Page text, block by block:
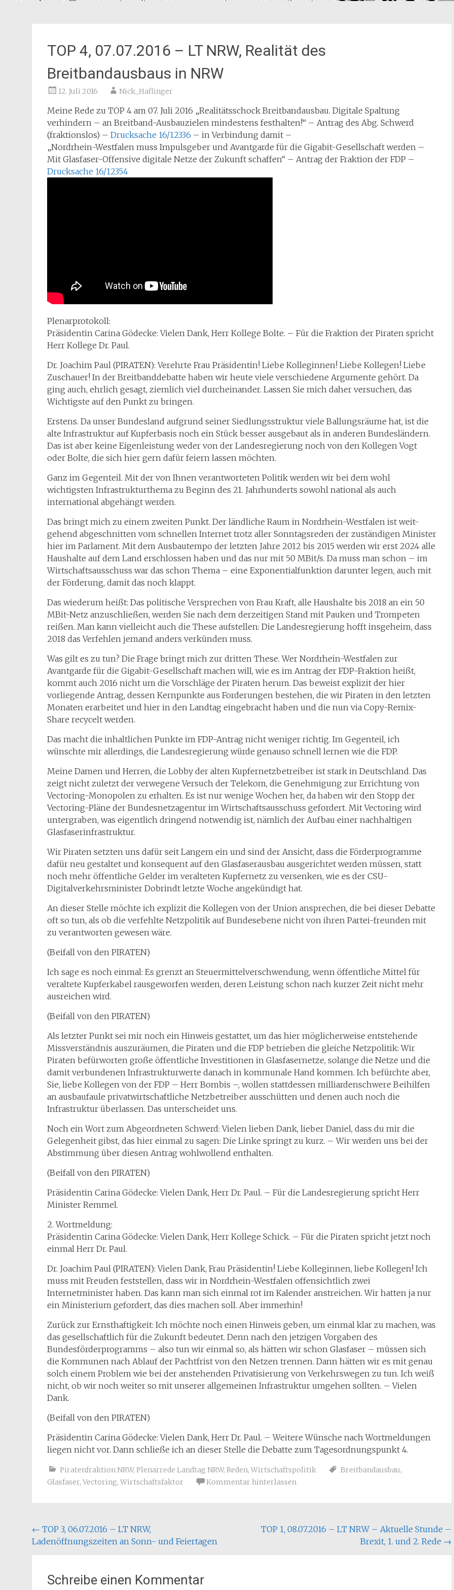
TOP 4, 07.07.2016 – LT NRW, Realität des
Breitbandausbaus in NRW
12. Juli 2016 Nick_Haflinger
Meine Rede zu TOP 4 am 07. Juli 2016 „Realitätsschock Breitbandausbau. Digitale Spaltung
verhindern – an Breitband-Ausbauzielen mindestens festhalten!“ – Antrag des Abg. Schwerd
(fraktionslos) – Drucksache 16/12336 – in Verbindung damit –
„Nordrhein-Westfalen muss Impulsgeber und Avantgarde für die Gigabit-Gesellschaft werden –
Mit Glasfaser-Offensive digitale Netze der Zukunft schaffen“ – Antrag der Fraktion der FDP –
Drucksache 16/12354
Plenarprotokoll:
Präsidentin Carina Gödecke: Vielen Dank, Herr Kollege Bolte. – Für die Fraktion der Piraten spricht
Herr Kollege Dr. Paul.
Dr. Joachim Paul (PIRATEN): Verehrte Frau Präsidentin! Liebe Kolleginnen! Liebe Kollegen! Liebe
Zuschauer! In der Breitbanddebatte haben wir heute viele verschiedene Argumente gehört. Da
ging auch, ehrlich gesagt, ziemlich viel durcheinander. Lassen Sie mich daher versuchen, das
Wichtigste auf den Punkt zu bringen.
Erstens. Da unser Bundesland aufgrund seiner Siedlungsstruktur viele Ballungsräume hat, ist die
alte Infrastruktur auf Kupferbasis noch ein Stück besser ausgebaut als in anderen Bundesländern.
Das ist aber keine Eigenleistung weder von der Landesregierung noch von den Kollegen Vogt
oder Bolte, die sich hier gern dafür feiern lassen möchten.
Ganz im Gegenteil. Mit der von Ihnen verantworteten Politik werden wir bei dem wohl
wichtigsten Infrastrukturthema zu Beginn des 21. Jahrhunderts sowohl national als auch
international abgehängt werden.
Das bringt mich zu einem zweiten Punkt. Der ländliche Raum in Nordrhein-Westfalen ist weit-
gehend abgeschnitten vom schnellen Internet trotz aller Sonntagsreden der zuständigen Minister
hier im Parlament. Mit dem Ausbautempo der letzten Jahre 2012 bis 2015 werden wir erst 2024 alle
Haushalte auf dem Land erschlossen haben und das nur mit 50 MBit/s. Da muss man schon – im
Wirtschaftsausschuss war das schon Thema – eine Exponentialfunktion darunter legen, auch mit
der Förderung, damit das noch klappt.
Das wiederum heißt: Das politische Versprechen von Frau Kraft, alle Haushalte bis 2018 an ein 50
MBit-Netz anzuschließen, werden Sie nach dem derzeitigen Stand mit Pauken und Trompeten
reißen. Man kann vielleicht auch die These aufstellen: Die Landesregierung hofft insgeheim, dass
2018 das Verfehlen jemand anders verkünden muss.
Was gilt es zu tun? Die Frage bringt mich zur dritten These. Wer Nordrhein-Westfalen zur
Avantgarde für die Gigabit-Gesellschaft machen will, wie es im Antrag der FDP-Fraktion heißt,
kommt auch 2016 nicht um die Vorschläge der Piraten herum. Das beweist explizit der hier
vorliegende Antrag, dessen Kernpunkte aus Forderungen bestehen, die wir Piraten in den letzten
Monaten erarbeitet und hier in den Landtag eingebracht haben und die nun via Copy-Remix-
Share recycelt werden.
Das macht die inhaltlichen Punkte im FDP-Antrag nicht weniger richtig. Im Gegenteil, ich
wünschte mir allerdings, die Landesregierung würde genauso schnell lernen wie die FDP.
Meine Damen und Herren, die Lobby der alten Kupfernetzbetreiber ist stark in Deutschland. Das
zeigt nicht zuletzt der verwegene Versuch der Telekom, die Genehmigung zur Errichtung von
Vectoring-Monopolen zu erhalten. Es ist nur wenige Wochen her, da haben wir den Stopp der
Vectoring-Pläne der Bundesnetzagentur im Wirtschaftsausschuss gefordert. Mit Vectoring wird
untergraben, was eigentlich dringend notwendig ist, nämlich der Aufbau einer nachhaltigen
Glasfaserinfrastruktur.
Wir Piraten setzten uns dafür seit Langem ein und sind der Ansicht, dass die Förderprogramme
dafür neu gestaltet und konsequent auf den Glasfaserausbau ausgerichtet werden müssen, statt
noch mehr öffentliche Gelder im veralteten Kupfernetz zu versenken, wie es der CSU-
Digitalverkehrsminister Dobrindt letzte Woche angekündigt hat.
An dieser Stelle möchte ich explizit die Kollegen von der Union ansprechen, die bei dieser Debatte
oft so tun, als ob die verfehlte Netzpolitik auf Bundesebene nicht von ihren Partei-freunden mit
zu verantworten gewesen wäre.
(Beifall von den PIRATEN)
Ich sage es noch einmal: Es grenzt an Steuermittelverschwendung, wenn öffentliche Mittel für
veraltete Kupferkabel rausgeworfen werden, deren Leistung schon nach kurzer Zeit nicht mehr
ausreichen wird.
(Beifall von den PIRATEN)
Als letzter Punkt sei mir noch ein Hinweis gestattet, um das hier möglicherweise entstehende
Missverständnis auszuräumen, die Piraten und die FDP betrieben die gleiche Netzpolitik: Wir
Piraten befürworten große öffentliche Investitionen in Glasfasernetze, solange die Netze und die
damit verbundenen Infrastrukturwerte danach in kommunale Hand kommen. Ich befürchte aber,
Sie, liebe Kollegen von der FDP – Herr Bombis –, wollen stattdessen milliardenschwere Beihilfen
an ausbaufaule privatwirtschaftliche Netzbetreiber ausschütten und denen auch noch die
Infrastruktur überlassen. Das unterscheidet uns.
Noch ein Wort zum Abgeordneten Schwerd: Vielen lieben Dank, lieber Daniel, dass du mir die
Gelegenheit gibst, das hier einmal zu sagen: Die Linke springt zu kurz. – Wir werden uns bei der
Abstimmung über diesen Antrag wohlwollend enthalten.
(Beifall von den PIRATEN)
Präsidentin Carina Gödecke: Vielen Dank, Herr Dr. Paul. – Für die Landesregierung spricht Herr
Minister Remmel.
2. Wortmeldung:
Präsidentin Carina Gödecke: Vielen Dank, Herr Kollege Schick. – Für die Piraten spricht jetzt noch
einmal Herr Dr. Paul.
Dr. Joachim Paul (PIRATEN): Vielen Dank, Frau Präsidentin! Liebe Kolleginnen, liebe Kollegen! Ich
muss mit Freuden feststellen, dass wir in Nordrhein-Westfalen offensichtlich zwei
Internetminister haben. Das kann man sich einmal rot im Kalender anstreichen. Wir hatten ja nur
ein Ministerium gefordert, das dies machen soll. Aber immerhin!
Zurück zur Ernsthaftigkeit: Ich möchte noch einen Hinweis geben, um einmal klar zu machen, was
das gesellschaftlich für die Zukunft bedeutet. Denn nach den jetzigen Vorgaben des
Bundesförderprogramms – also tun wir einmal so, als hätten wir schon Glasfaser – müssen sich
die Kommunen nach Ablauf der Pachtfrist von den Netzen trennen. Dann hätten wir es mit genau
solch einem Problem wie bei der anstehenden Privatisierung von Verkehrswegen zu tun. Ich weiß
nicht, ob wir noch weiter so mit unserer allgemeinen Infrastruktur umgehen sollten. – Vielen
Dank.
(Beifall von den PIRATEN)
Präsidentin Carina Gödecke: Vielen Dank, Herr Dr. Paul. – Weitere Wünsche nach Wortmeldungen
liegen nicht vor. Dann schließe ich an dieser Stelle die Debatte zum Tagesordnungspunkt 4.
Piratenfraktion NRW, Plenarrede Landtag NRW, Reden, Wirtschaftspolitik Breitbandausbau,
Glasfaser, Vectoring, Wirtschaftsfaktor Kommentar hinterlassen
Beitragsnavigation
← TOP 3, 06.07.2016 – LT NRW,
Ladenöffnungszeiten an Sonn- und Feiertagen
TOP 1, 08.07.2016 – LT NRW – Aktuelle Stunde –
Brexit, 1. und 2. Rede →
Schreibe einen Kommentar